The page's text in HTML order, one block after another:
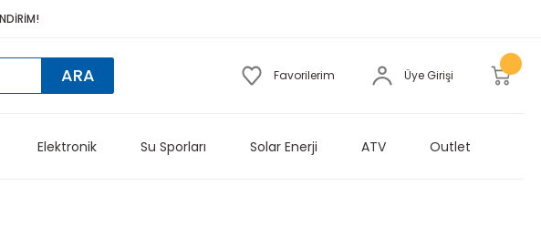
ARA Favorilerim Üye Girişi
Elektronik Su Sporları Solar Enerji ATV Outlet